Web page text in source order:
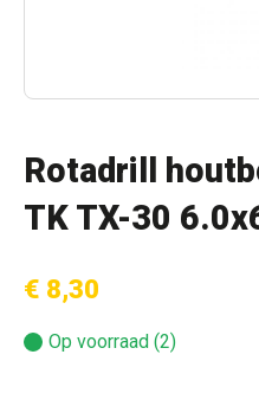
Rotadrill
TK TX-30
€ 8,30
Op voorraad (2)